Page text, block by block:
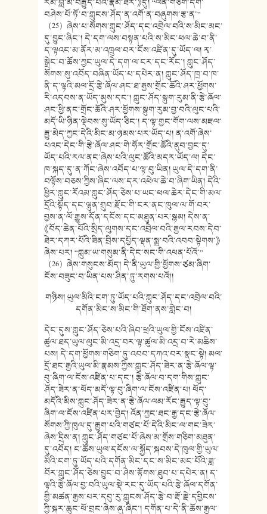
བཤེས་པོ་ཏོ་བ་ཀླུངས་ཤོད་ན་འགོ་ན་བཞུགས་རྩ་ན་”
（25）ཞེས་པ་སོགས་ཀླུང་ཤོད་དང་འབྲེལ་བའི་ས་མིང་མང་
དུ་བྱུང་ཞིང་། དེ་དག་ལས་བསྟན་པའི་ས་མིང་ཕལ་ཆེ་བ་ནི་
ད་ལྟའང་མ་ནོར་མ་འཁྲུལ་བར་ངོས་འཛིན་དུ་ཡོད་ལ། རྭ་
སྒྲེང་བ་ཆོས་ཀྱང་ཡུལ་དེ་དག་ལ་ངར་དང་རོང་། ཀླུང་ཤོད་
སོགས་སུ་འབོད་བཞིན་ཡོད་པ་དཔེར་ན། ཀླུང་ཤོད་ཁྲ་བ་ཁ་
ནི་ད་ལྟའི་མལ་དྲོ་རྩེ་ཞོལ་ཤང་ཐ་རྒྱས་གྲོང་ཆོའི་ཤར་ཕྱོགས་
རི་འདབས་ན་ཡོད་མུས་དང་། ཀླུང་ཤོད་སྙུག་རུམ་ནི་རྩེ་ཞོལ་
ཤང་ཕྱི་ནང་གྲོང་ཆོའི་ཤར་ཕྱོགས་སྙུག་རུམ་བྱ་བའི་ལུང་པའི་
མདོ་ཡི་ཉིན་ལྡེབས་སུ་ཡོད་ཅིང་། ད་ལྟ་གྱང་གོག་ལས་མཇལ་
རྒྱུ་མེད་ཀྱང་དེའི་མིང་མ་ཉམས་པར་ཡོད་པ། ན་འགོ་ཞེས་
པའང་དེང་གི་རྩེ་ཞོལ་ཤང་གེ་ཧོར་གྲོང་ཆོའི་ནུབ་བྱང་དུ་
ཡོད་པའི་རལ་ནང་ཞེས་པའི་ལུང་ཚོའི་མདར་ཡོད་ལ། དེང་
ཁ་སྐད་དུ་ན་ཀོང་ཞེས་འབོད་པ་ལྟ་བུ་ཡིན། ཡུལ་དེ་དག་ནི་
བལྟོས་བཅས་ཀྱིས་ཞིང་ལས་དར་འཕེལ་ཆེ་བ་ཞིག་ཡིན། དེའི་
ཕྱིར་ཀླུང་རོའམ་ཀླུང་ཤོད་ཅེས་པ་ཡང་ཕལ་ཆེར་དེང་གི་མལ་
དྲོའི་སྟོད་དང་ལྷུན་གྲུབ་རྫོང་གི་ངར་ནང་ཁུལ་ལ་གོ་བར་
བྱས་ན་ལོ་རྒྱུས་དོན་དངོས་དང་མཐུན་པར་སྙམ། དེས་ན་
《བོད་ཆེན་པོའི་སྲིད་ལུགས་དང་འབྲེལ་བའི་རྒྱལ་རབས་དེབ་
ཐེར་དཀར་པོའི་ཟིན་བྲིས་དཔྱོད་ལྡན་སྨྲ་བའི་འབབ་སྟེགས་》
ཞེས་པར། “ཀླུམ་ཡ་གསུམ་ནི་དེང་སང་གི་འཕན་པོའོ་”
（26）ཞེས་གསུངས་མོད། དེ་ནི་ཡུལ་གྱི་ཕྱོགས་ཙམ་ཞིག་
ངོས་བཟུང་བ་ཡིན་པས་ཤིན་ཏུ་རགས་པའོ།།
གཉིས། ཡུལ་མིའི་ངག་ཏུ་ཡོད་པའི་ཀླུང་ཤོད་དང་འབྲེལ་བའི་
དགོན་མིང་ས་མིང་གི་ཐོག་ནས་གླེང་བ།
དེང་དུས་ཀླུང་ཤོད་ཅེས་པའི་ཞིབ་ཕྲའི་ཡུལ་གྱི་ངོས་འཛིན་
ཚུལ་ཐད་ཡུལ་ལུང་མི་འདྲ་བར་ལྟ་ཚུལ་མི་འདྲ་བ་རེ་མཆིས་
པས། དེ་དག་ཕྱོགས་གཅིག་ཏུ་འབབ་དཀའ་བར་སྣང་སྟེ། མལ་
དྲོ་ཐང་རྒྱའི་ཡུལ་མི་རྣམས་ཀྱིས་ཀླུང་ཤོད་ཟེར་ན་རྩེ་ཞོལ་ལྟ་
བུ་ཞིག་ལ་ངོས་འཛིན་པ་དང་། རྩེ་ཞོལ་བ་དག་གིས་ཀླུང་
ཤོད་ཟེར་ན་ཕོད་མདོ་ལྟ་བུ་ཞིག་ལ་ངོས་འཛིན་པ། ཕོད་
མདོའི་མིས་ཀླུང་ཤོད་ཟེར་ན་རྩེ་ཞོལ་ལམ་རོང་རྒྱུད་ལྟ་བུ་
ཞིག་ལ་ངོས་འཛིན་པར་བྱེད། འོན་ཀྱང་ཐང་རྒྱ་དང་རྩེ་ཞོལ་
སོགས་ཀྱི་ཁུལ་དུ་རྒྱུག་པའི་གཙང་པོ་དེའི་མིང་ལ་གང་ཟེར་
ཞེས་དྲིས་ན། ཀླུང་ཤོད་གཙང་པོ་ཞེས་མ་གྲོས་གཅིག་མཐུན་
དུ་འབོད། ང་ཚོས་ཡུལ་དངོས་ལ་སྐྱོད་སྐབས་དེ་ཁུལ་གྱི་ཡུལ་
མིའི་ངག་ཏུ་ཡོད་པའི་དགོན་མིང་དང་ས་མིང་མང་པོའི་ཟླ་
བོར་ཀླུང་ཤོད་ཅེས་བྱུང་བ་ཤེས་རྟོགས་ཐུབ་པ་དཔེར་ན། ད་
ལྟའི་རྩེ་ཞོལ་བྱ་བའི་ཡུལ་སྡེ་རང་དུ་ཡོད་པའི་རྩེ་ཞོལ་དགོན་
གྱི་མཚན་རྒྱས་པར་དབུ་རུ་ཀླུངས་ཤོད་རྩེ་བ་རྡོ་རྗེ་དབྱིངས་
ཀྱི་སྐར་ཆུང་ཕོ་བྲང་ཞེས་ཞུ་ཞིང་། དགོན་པ་དེ་ནི་ཆོས་རྒྱལ་